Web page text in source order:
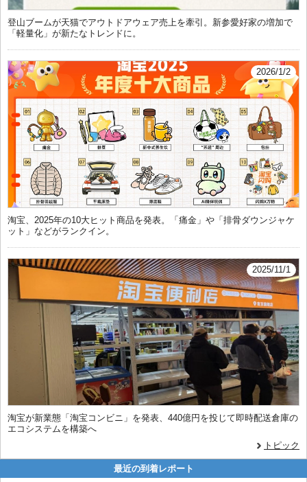
登山ブームが天猫でアウトドアウェア売上を牽引。新参愛好家の増加で
「軽量化」が新たなトレンドに。
2026/1/2
淘宝、2025年の10大ヒット商品を発表。「痛金」や「排骨ダウンジャケ
ット」などがランクイン。
2025/11/1
淘宝が新業態「淘宝コンビニ」を発表、440億円を投じて即時配送倉庫の
エコシステムを構築へ
トピック
最近の到着レポート